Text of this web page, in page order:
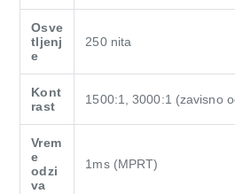
Osve
tljenj
e
250 nita
Kont
rast
1500:1, 3000:1 (zavisno
Vrem
e
odzi
va
1ms (MPRT)